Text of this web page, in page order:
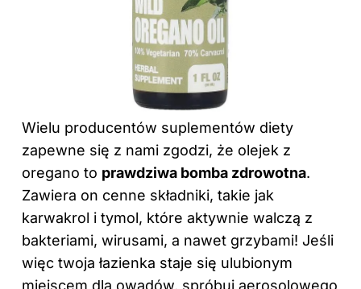
Wielu producentów suplementów diety
zapewne się z nami zgodzi, że olejek z
oregano to prawdziwa bomba zdrowotna.
Zawiera on cenne składniki, takie jak
karwakrol i tymol, które aktywnie walczą z
bakteriami, wirusami, a nawet grzybami! Jeśli
więc twoja łazienka staje się ulubionym
miejscem dla owadów, spróbuj aerosolowego